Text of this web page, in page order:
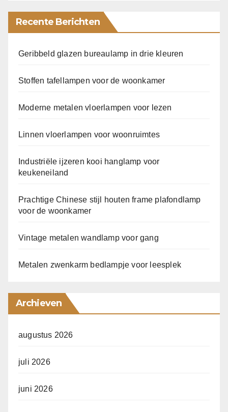
Recente Berichten
Geribbeld glazen bureaulamp in drie kleuren
Stoffen tafellampen voor de woonkamer
Moderne metalen vloerlampen voor lezen
Linnen vloerlampen voor woonruimtes
Industriële ijzeren kooi hanglamp voor
keukeneiland
Prachtige Chinese stijl houten frame plafondlamp
voor de woonkamer
Vintage metalen wandlamp voor gang
Metalen zwenkarm bedlampje voor leesplek
Archieven
augustus 2026
juli 2026
juni 2026